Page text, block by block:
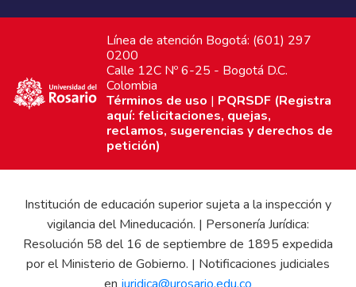
Línea de atención Bogotá: (601) 297
0200
Calle 12C Nº 6-25 - Bogotá D.C.
Colombia
Términos de uso | PQRSDF (Registra
aquí: felicitaciones, quejas,
reclamos, sugerencias y derechos de
petición)
Institución de educación superior sujeta a la inspección y
vigilancia del Mineducación. | Personería Jurídica:
Resolución 58 del 16 de septiembre de 1895 expedida
por el Ministerio de Gobierno. | Notificaciones judiciales